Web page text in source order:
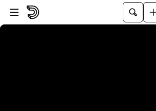
Skip to player
Skip to main content